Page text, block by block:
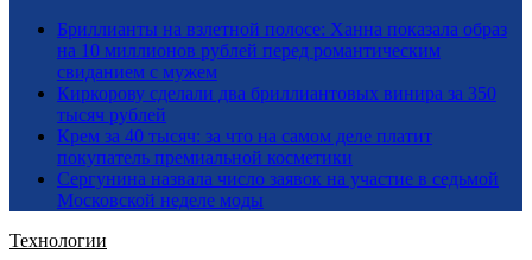
Бриллианты на взлетной полосе: Ханна показала образ
на 10 миллионов рублей перед романтическим
свиданием с мужем
Киркорову сделали два бриллиантовых винира за 350
тысяч рублей
Крем за 40 тысяч: за что на самом деле платит
покупатель премиальной косметики
Сергунина назвала число заявок на участие в седьмой
Московской неделе моды
Технологии